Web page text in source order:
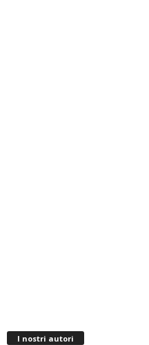
I nostri autori